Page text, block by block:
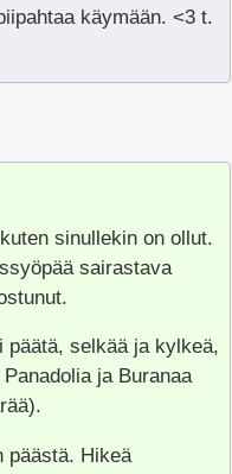
käymään. <3 t.
sinullekin on ollut.
sairastava
päätä, selkää ja kylkeä,
ja Buranaa
päästä. Hikeä